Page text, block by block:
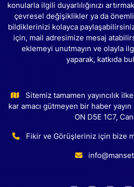
konularla ilgili duyarlılığınızı
çevresel değişiklikler ya da
bildiklerinizi kolayca
için, mail adresimize mesaj
eklemeyi unutmayın ve olayla
yaparak, katkıda
Sitemiz tamamen yayıncılık
kar amacı gütmeyen bir haber
ON D5E 1C7,
Fikir ve Görüşleriniz için bize